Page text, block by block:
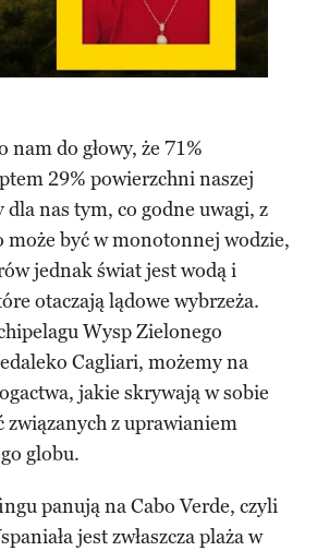
do głowy, że 71%
29% powierzchni naszej
nas tym, co godne uwagi, z
być w monotonnej wodzie,
jednak świat jest wodą i
otaczają lądowe wybrzeża.
Wysp Zielonego
Cagliari, możemy na
jakie skrywają w sobie
z uprawianiem
globu.
panują na Cabo Verde, czyli
jest zwłaszcza plaża w